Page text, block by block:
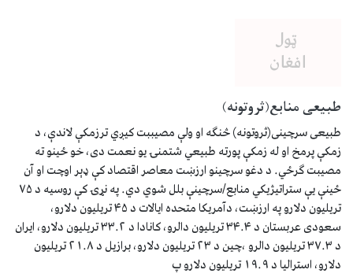
طبیعی منابع(ثروتونه)
طبیعی سرچینی(ثروتونه) څنګه او ولې مصیببت کیږي ترزمکې لاندې، د
زمکې پرمخ او له زمکې پورته طبیعي شتمنۍ یو نعمت دی، خو ځینو ته
مصیبت ګرځي. د دغو سرچینو ارزښت معاصر اقتصاد کې ډېر اوچت او آن
ځینې یې ستراتیژیکي منابع/سرچینې بلل شوي دي. په نړۍ کې روسیه د ۷۵
تریلیون دلارو په ارزښت، دآمریکا متحده ایالات د ۴۵ تریلیون دلارو،
سعودی عربستان د ۳۴.۴ تریلیون دالرو، کانادا د ۳۳.۲ تریلیون دلارو، ایران
د ۳۷.۳ تریلیون دالرو ،چین د ۲۳ تریلیون دلارو، برازیل د ۲۱.۸ تریلیون
دلارو، استرالیا د ۱۹.۹ تریلیون دلارو پ